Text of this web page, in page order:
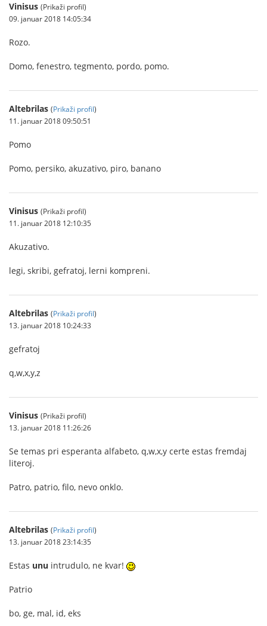
Vinisus (Prikaži profil)
09. januar 2018 14:05:34
Rozo.
Domo, fenestro, tegmento, pordo, pomo.
Altebrilas (Prikaži profil)
11. januar 2018 09:50:51
Pomo
Pomo, persiko, akuzativo, piro, banano
Vinisus (Prikaži profil)
11. januar 2018 12:10:35
Akuzativo.
legi, skribi, gefratoj, lerni kompreni.
Altebrilas (Prikaži profil)
13. januar 2018 10:24:33
gefratoj
q,w,x,y,z
Vinisus (Prikaži profil)
13. januar 2018 11:26:26
Se temas pri esperanta alfabeto, q,w,x,y certe estas fremdaj
literoj.
Patro, patrio, filo, nevo onklo.
Altebrilas (Prikaži profil)
13. januar 2018 23:14:35
Estas unu intrudulo, ne kvar!
Patrio
bo, ge, mal, id, eks